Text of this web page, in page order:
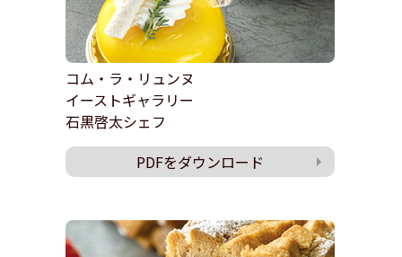
コム・ラ・リュンヌ
イーストギャラリー
石黒啓太シェフ
PDFをダウンロード